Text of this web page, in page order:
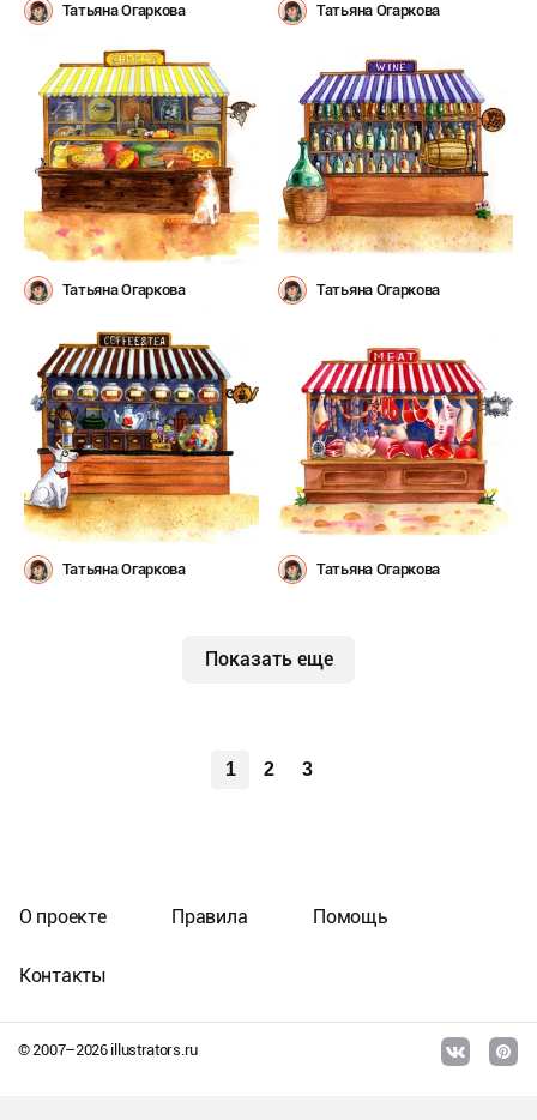
Татьяна Огаркова Татьяна Огаркова
Татьяна Огаркова Татьяна Огаркова
Татьяна Огаркова Татьяна Огаркова
Показать еще
1 2 3
© 2007–2026illustrators.ru
О проекте Правила Помощь
Контакты